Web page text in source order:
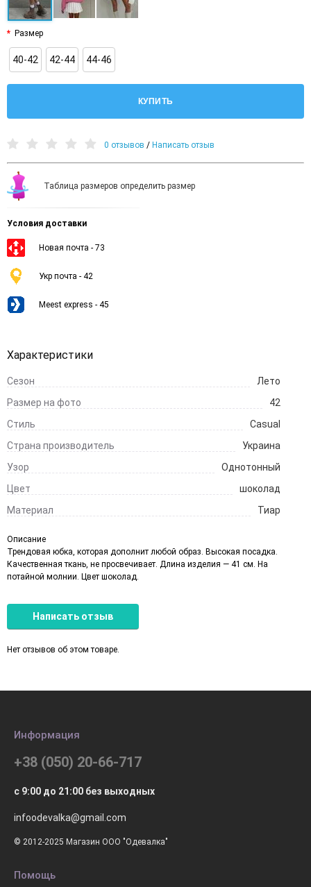
Размер
40-42 42-44 44-46
КУПИТЬ
0 отзывов / Написать отзыв
Таблица размеров определить размер
Условия доставки
Новая почта - 73
Укр почта - 42
Meest express - 45
Характеристики
Сезон
Лето
Размер на фото
42
Стиль
Casual
Страна производитель
Украина
Узор
Однотонный
Цвет
шоколад
Материал
Тиар
Описание
Трендовая юбка, которая дополнит любой образ. Высокая посадка.
Качественная ткань, не просвечивает. Длина изделия — 41 см. На
потайной молнии. Цвет шоколад.
Написать отзыв
Нет отзывов об этом товаре.
Информация
+38 (050) 20-66-717
с 9:00 до 21:00 без выходных
infoodevalka@gmail.com
© 2012-2025 Магазин ООО "Одевалка"
Помощь